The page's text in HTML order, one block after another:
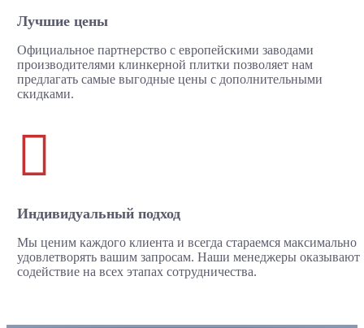
Лучшие цены
Официальное партнерство с европейскими заводами
производителями клинкерной плитки позволяет нам
предлагать самые выгодные цены с дополнительными
скидками.

Индивидуальный подход
Мы ценим каждого клиента и всегда стараемся максимально
удовлетворять вашим запросам. Наши менеджеры оказывают
содействие на всех этапах сотрудничества.